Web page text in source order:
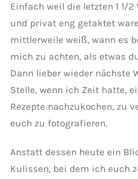
Einfach weil die letzten 1 1/
und privat eng getaktet
mittlerweile weiß, wann es
mich zu achten, als etwas
Dann lieber wieder nächste
Stelle, wenn ich Zeit hatte,
Rezepte nachzukochen, zu
euch zu fotografieren.
Anstatt dessen heute ein
Kulissen, bei dem ich euch